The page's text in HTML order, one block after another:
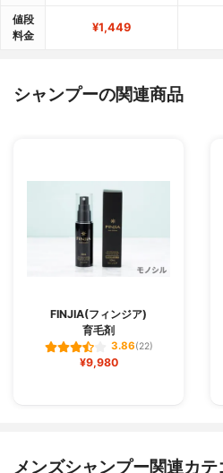
値段
料金
¥1,449
シャンプーの関連商品
FINJIA(フィンジア)
育毛剤
3.86(22)
¥9,980
メンズシャンプー関連カ